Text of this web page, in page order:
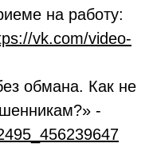
на работу:
vk.com/video-
обмана. Как не
-